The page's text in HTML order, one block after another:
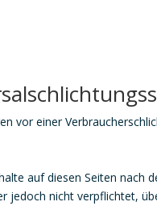
vor einer
auf diesen Seiten nach
jedoch nicht verpflichtet,